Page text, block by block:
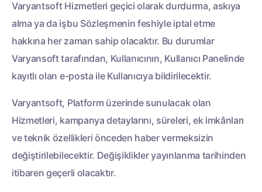
Varyantsoft Hizmetleri geçici olarak durdurma, askıya
alma ya da işbu Sözleşmenin feshiyle iptal etme
hakkına her zaman sahip olacaktır. Bu durumlar
Varyansoft tarafından, Kullanıcının, Kullanıcı Panelinde
kayıtlı olan e-posta ile Kullanıcıya bildirilecektir.
Varyantsoft, Platform üzerinde sunulacak olan
Hizmetleri, kampanya detaylarını, süreleri, ek imkânları
ve teknik özellikleri önceden haber vermeksizin
değiştirilebilecektir. Değişiklikler yayınlanma tarihinden
itibaren geçerli olacaktır.